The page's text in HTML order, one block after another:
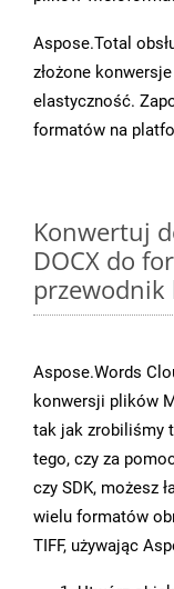
Aspose.Total
złożone
elastyczność.
formatów na
Konwertuj
DOCX do
Aspose.Words
konwersji plików
tak jak zrobiliśmy
tego, czy za
czy SDK, możesz
wielu formatów
TIFF, używając